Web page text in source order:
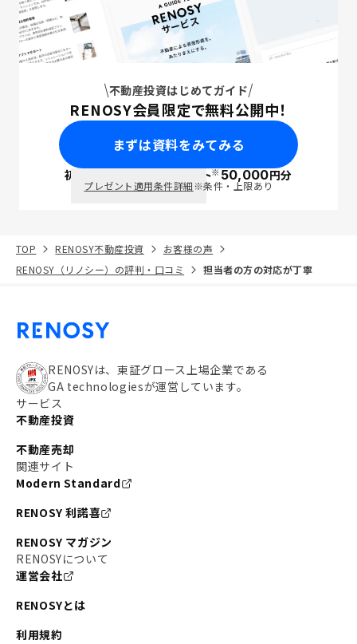
不動産投資はじめてガイド
RENOSY会員限定で無料公開中！
まずは資料をみてみる
初回面談で ポイント※50,000円分
プレゼント適用条件詳細※条件・上限あり
TOP RENOSY不動産投資
お客様の声
RENOSY（リノシー）の評判・口コミ
担当者の方の対応が丁寧
RENOSYは、東証グロース上場企業である
GA technologiesが運営しています。
サービス
不動産投資
不動産売却
関連サイト
Modern Standard
RENOSY 利諾喜
RENOSY マガジン
RENOSYについて
運営会社
RENOSYとは
利用規約